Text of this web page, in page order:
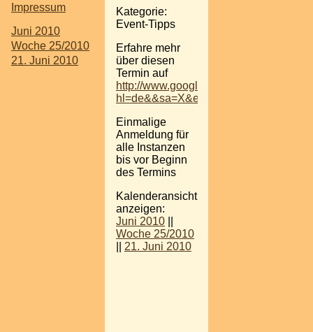
Impressum
Juni 2010
Woche 25/2010
21. Juni 2010
Kategorie:
Event-Tipps
Erfahre mehr
über diesen
Termin auf
http://www.google.at/search?
Einmalige
Anmeldung für
alle Instanzen
bis vor Beginn
des Termins
Kalenderansicht
anzeigen:
Juni 2010
Woche 25/2010
21. Juni 2010